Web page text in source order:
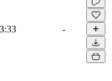
3:33 -